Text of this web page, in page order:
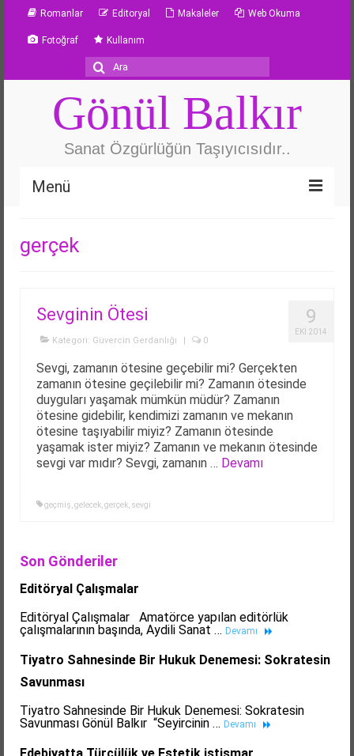
Romanlar Editoryal Makaleler Web Okuma
Fotoğraf Kullanım
Şunu
ara:
Gönül Balkır
Sanat Özgürlüğün Taşıyıcısıdır..
Menü
Yazarlık Atölyesi
gerçek
9
EKI 2014
Sevginin Ötesi
Kategori: Güvercin Gerdanlığı | 0
Sevgi, zamanın ötesine geçebilir mi? Gerçekten
zamanın ötesine geçilebilir mi? Zamanın ötesinde
duyguları yaşamak mümkün müdür? Zamanın
ötesine gidebilir, kendimizi zamanın ve mekanın
ötesine taşıyabilir miyiz? Zamanın ötesinde
yaşamak ister miyiz? Zamanın ve mekanın ötesinde
sevgi var mıdır? Sevgi, zamanın … Devamı
geçmiş gelecek gerçek sevgi
Son Gönderiler
Editöryal Çalışmalar
Editöryal Çalışmalar Amatörce yapılan editörlük
çalışmalarının başında, Aydili Sanat … Devamı
Tiyatro Sahnesinde Bir Hukuk Denemesi: Sokratesin
Savunması
Tiyatro Sahnesinde Bir Hukuk Denemesi: Sokratesin
Savunması Gönül Balkır “Seyircinin … Devamı